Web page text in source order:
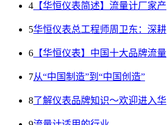
4 【华恒仪表简述】流量计厂家产
5华恒仪表总工程师周卫东：深耕
6 【华恒仪表】中国十大品牌流量
7从“中国制造”到“中国创造”
8了解仪表品牌知识～欢迎进入华